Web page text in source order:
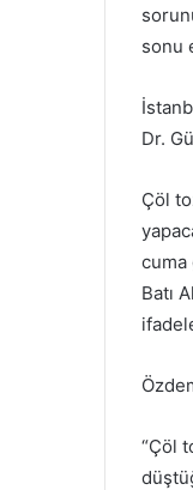
sonu
Dr.
Çöl
cuma
Batı
“Çöl